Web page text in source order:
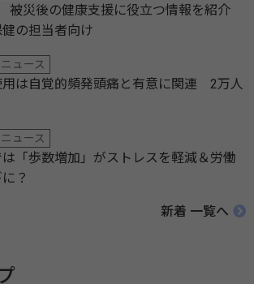
被災後の健康支援に役立つ情報を紹介
の担当者向け
ニュース
用は自覚的頻発頭痛と有意に関連 2万人
ニュース
「歩数増加」がストレスを軽減＆労働
？
新着 一覧へ